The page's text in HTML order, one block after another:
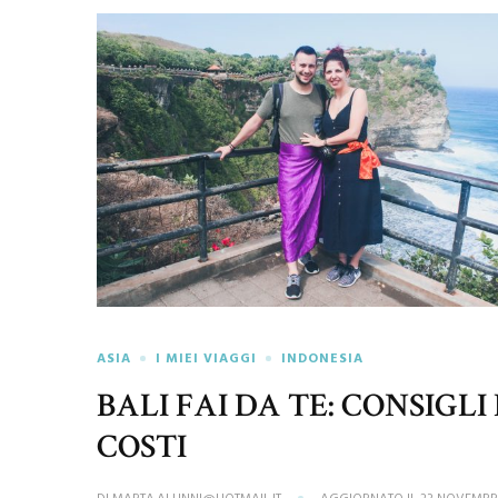
ASIA I MIEI VIAGGI INDONESIA
BALI FAI DA TE: CONSIGLI
COSTI